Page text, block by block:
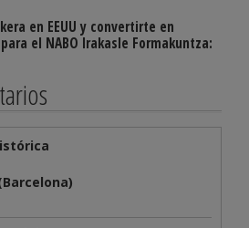
en EEUU y convertirte en
el NABO Irakasle Formakuntza: